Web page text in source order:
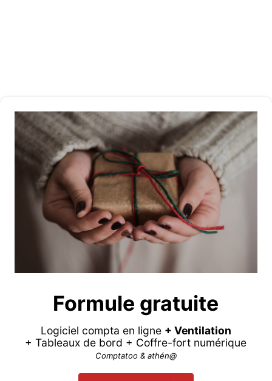
Formule gratuite
Logiciel compta en ligne + Ventilation
+ Tableaux de bord + Coffre-fort numérique
Comptatoo & athén@